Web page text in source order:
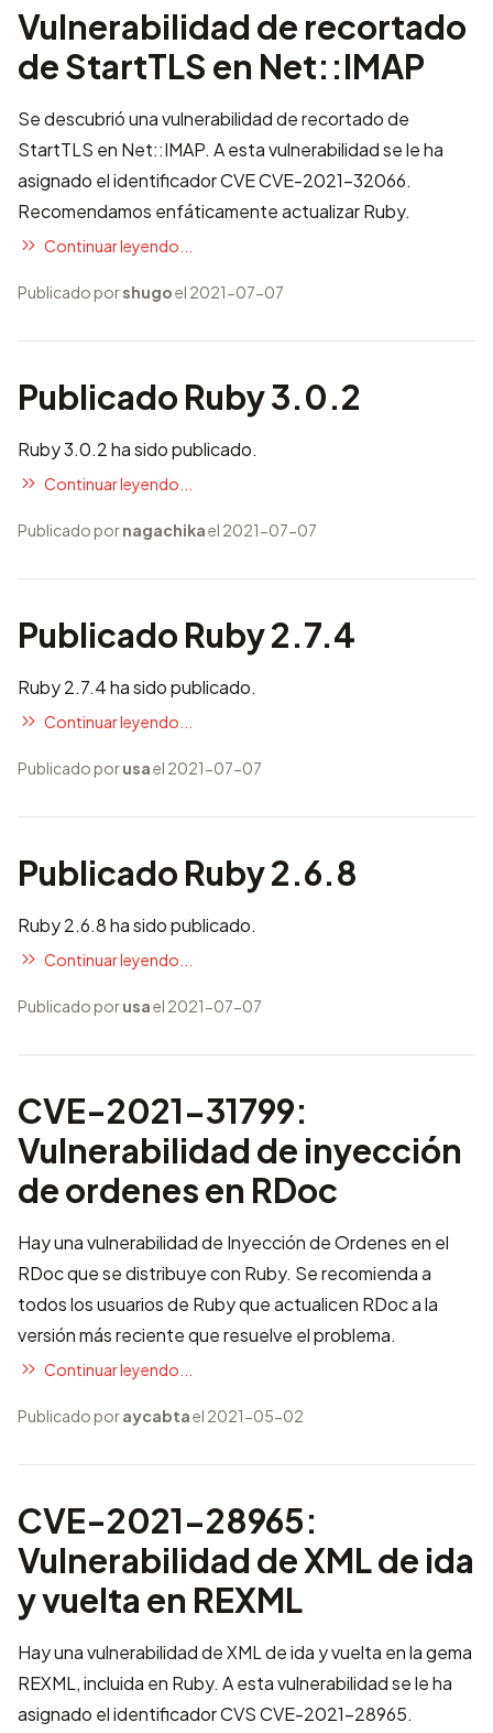
Vulnerabilidad de recortado
de StartTLS en Net::IMAP
Se descubrió una vulnerabilidad de recortado de
StartTLS en Net::IMAP. A esta vulnerabilidad se le ha
asignado el identificador CVECVE-2021-32066.
Recomendamos enfáticamente actualizar Ruby.
Continuar leyendo...
Publicado porshugoel 2021-07-07
Publicado Ruby 3.0.2
Ruby 3.0.2 ha sido publicado.
Continuar leyendo...
Publicado pornagachikael 2021-07-07
Publicado Ruby 2.7.4
Ruby 2.7.4 ha sido publicado.
Continuar leyendo...
Publicado porusael 2021-07-07
Publicado Ruby 2.6.8
Ruby 2.6.8 ha sido publicado.
Continuar leyendo...
Publicado porusael 2021-07-07
CVE-2021-31799:
Vulnerabilidad de inyección
de ordenes en RDoc
Hay una vulnerabilidad de Inyección de Ordenes en el
RDoc que se distribuye con Ruby. Se recomienda a
todos los usuarios de Ruby que actualicen RDoc a la
versión más reciente que resuelve el problema.
Continuar leyendo...
Publicado poraycabtael 2021-05-02
CVE-2021-28965:
Vulnerabilidad de XML de ida
y vuelta en REXML
Hay una vulnerabilidad de XML de ida y vuelta en la gema
REXML, incluida en Ruby. A esta vulnerabilidad se le ha
asignado el identificador CVSCVE-2021-28965.